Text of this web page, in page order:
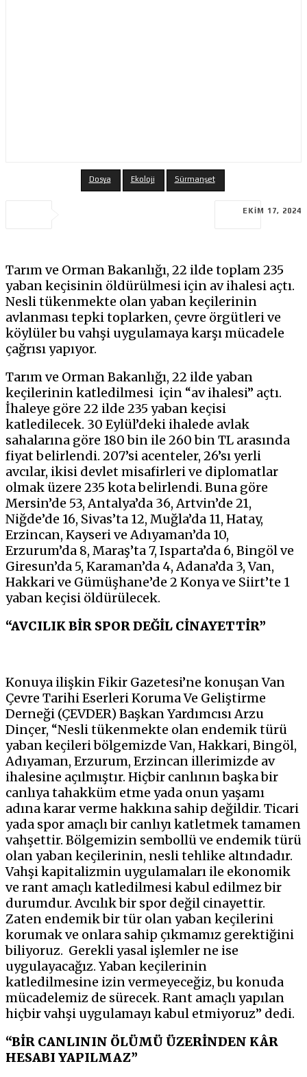
Dosya Ekoloji Sürmanşet
EKIM 17, 2024
Tarım ve Orman Bakanlığı, 22 ilde toplam 235
yaban keçisinin öldürülmesi için av ihalesi açtı.
Nesli tükenmekte olan yaban keçilerinin
avlanması tepki toplarken, çevre örgütleri ve
köylüler bu vahşi uygulamaya karşı mücadele
çağrısı yapıyor.
Tarım ve Orman Bakanlığı, 22 ilde yaban
keçilerinin katledilmesi için “av ihalesi” açtı.
İhaleye göre 22 ilde 235 yaban keçisi
katledilecek. 30 Eylül’deki ihalede avlak
sahalarına göre 180 bin ile 260 bin TL arasında
fiyat belirlendi. 207’si acenteler, 26’sı yerli
avcılar, ikisi devlet misafirleri ve diplomatlar
olmak üzere 235 kota belirlendi. Buna göre
Mersin’de 53, Antalya’da 36, Artvin’de 21,
Niğde’de 16, Sivas’ta 12, Muğla’da 11, Hatay,
Erzincan, Kayseri ve Adıyaman’da 10,
Erzurum’da 8, Maraş’ta 7, Isparta’da 6, Bingöl ve
Giresun’da 5, Karaman’da 4, Adana’da 3, Van,
Hakkari ve Gümüşhane’de 2 Konya ve Siirt’te 1
yaban keçisi öldürülecek.
“AVCILIK BİR SPOR DEĞİL CİNAYETTİR”
Konuya ilişkin Fikir Gazetesi’ne konuşan Van
Çevre Tarihi Eserleri Koruma Ve Geliştirme
Derneği (ÇEVDER) Başkan Yardımcısı Arzu
Dinçer, “Nesli tükenmekte olan endemik türü
yaban keçileri bölgemizde Van, Hakkari, Bingöl,
Adıyaman, Erzurum, Erzincan illerimizde av
ihalesine açılmıştır. Hiçbir canlının başka bir
canlıya tahakküm etme yada onun yaşamı
adına karar verme hakkına sahip değildir. Ticari
yada spor amaçlı bir canlıyı katletmek tamamen
vahşettir. Bölgemizin sembollü ve endemik türü
olan yaban keçilerinin, nesli tehlike altındadır.
Vahşi kapitalizmin uygulamaları ile ekonomik
ve rant amaçlı katledilmesi kabul edilmez bir
durumdur. Avcılık bir spor değil cinayettir.
Zaten endemik bir tür olan yaban keçilerini
korumak ve onlara sahip çıkmamız gerektiğini
biliyoruz. Gerekli yasal işlemler ne ise
uygulayacağız. Yaban keçilerinin
katledilmesine izin vermeyeceğiz, bu konuda
mücadelemiz de sürecek. Rant amaçlı yapılan
hiçbir vahşi uygulamayı kabul etmiyoruz” dedi.
“BİR CANLININ ÖLÜMÜ ÜZERİNDEN KÂR
HESABI YAPILMAZ”